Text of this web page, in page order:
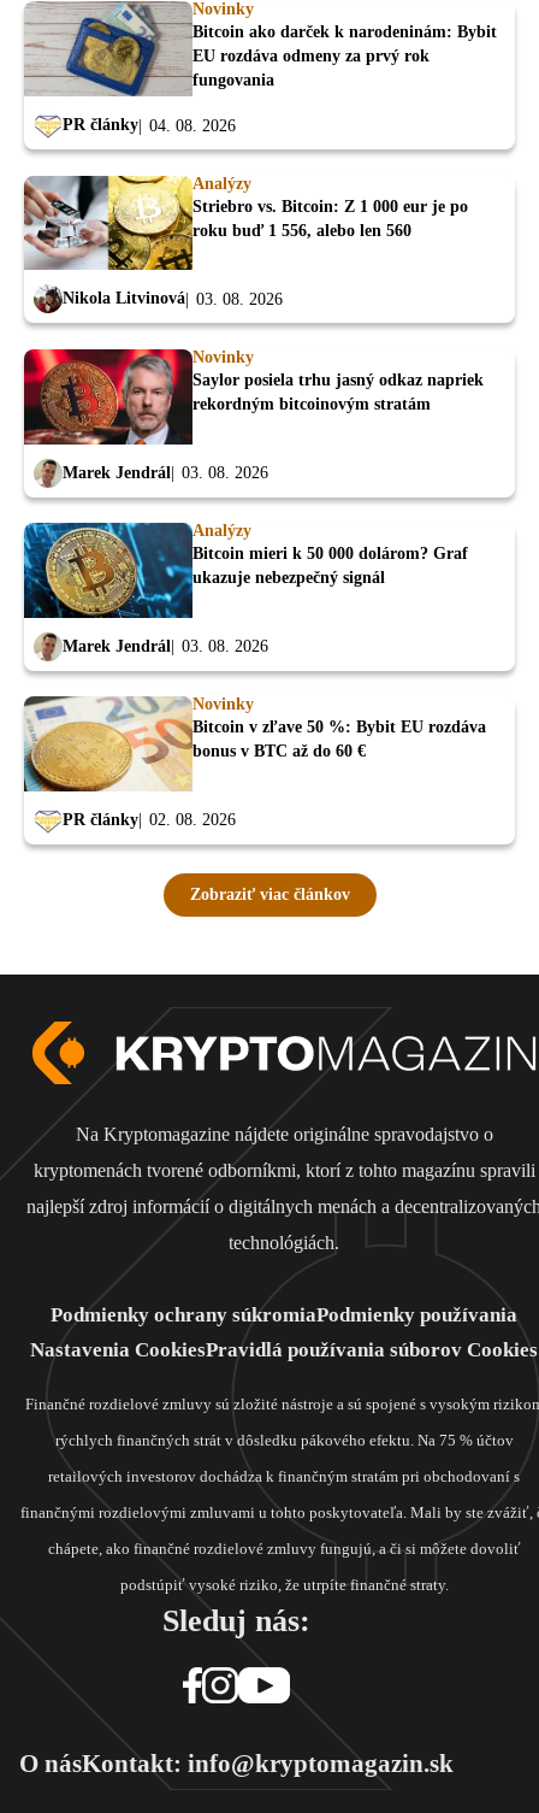
Novinky
Bitcoin ako darček k narodeninám: Bybit
EU rozdáva odmeny za prvý rok
fungovania
PR články 04. 08. 2026
Analýzy
Striebro vs. Bitcoin: Z 1 000 eur je po
roku buď 1 556, alebo len 560
Nikola Litvinová 03. 08. 2026
Novinky
Saylor posiela trhu jasný odkaz napriek
rekordným bitcoinovým stratám
Marek Jendrál 03. 08. 2026
Analýzy
Bitcoin mieri k 50 000 dolárom? Graf
ukazuje nebezpečný signál
Marek Jendrál 03. 08. 2026
Novinky
Bitcoin v zľave 50 %: Bybit EU rozdáva
bonus v BTC až do 60 €
PR články 02. 08. 2026
Zobraziť viac článkov
Na Kryptomagazine nájdete originálne spravodajstvo o
kryptomenách tvorené odborníkmi, ktorí z tohto magazínu spravili
najlepší zdroj informácií o digitálnych menách a
technológiách.
Podmienky ochrany súkromiaPodmienky používania
Nastavenia CookiesPravidlá používania súborov Cookies
Finančné rozdielové zmluvy sú zložité nástroje a sú spojené s vysokým
rýchlych finančných strát v dôsledku pákového efektu. Na 75 % účtov
retailových investorov dochádza k finančným stratám pri obchodovaní s
finančnými rozdielovými zmluvami u tohto poskytovateľa. Mali by ste zvážiť,
chápete, ako finančné rozdielové zmluvy fungujú, a či si môžete dovoliť
podstúpiť vysoké riziko, že utrpíte finančné straty.
Sleduj nás:
O násKontakt: info@kryptomagazin.sk